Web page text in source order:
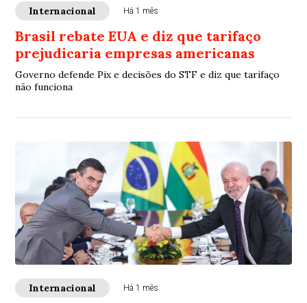
Internacional Há 1 mês
Brasil rebate EUA e diz que tarifaço
prejudicaria empresas americanas
Governo defende Pix e decisões do STF e diz que tarifaço
não funciona
Internacional Há 1 mês